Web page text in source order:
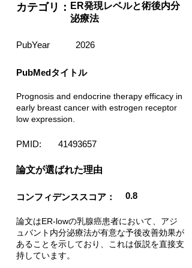
カテゴリ： ER発現レベルと術後内分
泌療法
PubYear 2026
PubMedタイトル
Prognosis and endocrine therapy efficacy in
early breast cancer with estrogen receptor
low expression.
PMID: 41493657
​論文が選ばれた理由
コンフィデンススコア： 0.8
論文はER-lowの乳腺癌患者において、アジ
ュバント内分泌療法が有意な予後改善効果が
あることを示しており、これは仮説を直接支
持しています。